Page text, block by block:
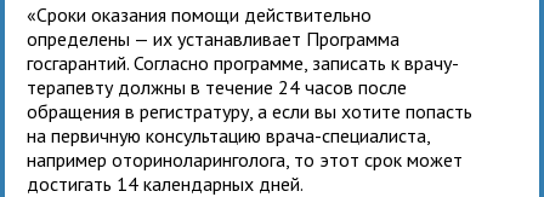
«Сроки оказания помощи действительно
определены — их устанавливает Программа
госгарантий. Согласно программе, записать к врачу-
терапевту должны в течение 24 часов после
обращения в регистратуру, а если вы хотите попасть
на первичную консультацию врача-специалиста,
например оториноларинголога, то этот срок может
достигать 14 календарных дней.